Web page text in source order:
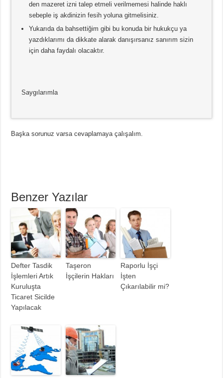
den mazeret izni talep etmeli verilmemesi halinde haklı
sebeple iş akdinizin fesih yoluna gitmelisiniz.
Yukarıda da bahsettiğim gibi bu konuda bir hukukçu ya
yazdıklarımı da dikkate alarak danışırsanız sanırım sizin
için daha faydalı olacaktır.
Saygılarımla
Başka sorunuz varsa cevaplamaya çalışalım.
Benzer Yazılar
Defter Tasdik
İşlemleri Artık
Kuruluşta
Ticaret Sicilde
Yapılacak
Taşeron
İşçilerin Hakları
Raporlu İşçi
İşten
Çıkarılabilir mi?